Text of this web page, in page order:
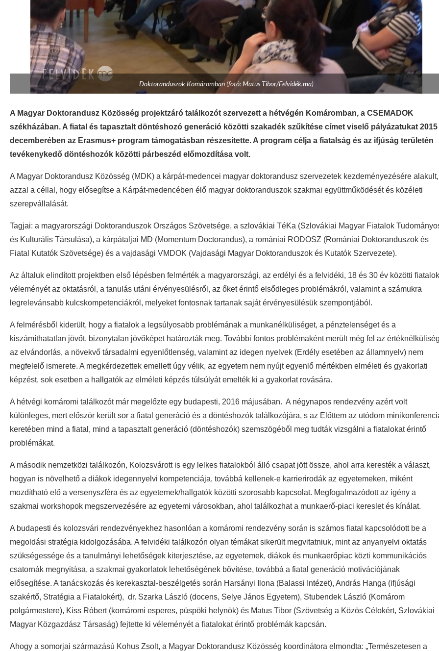
Doktoranduszok Komáromban (fotó: Matus Tibor/Felvidék.ma)
A Magyar Doktorandusz Közösség projektzáró találkozót szervezett a hétvégén Komáromban, a CSEMADOK
székházában. A fiatal és tapasztalt döntéshozó generáció közötti szakadék szűkítése címet viselő pályázatukat 2015
decemberében az Erasmus+ program támogatásban részesítette. A program célja a fiatalság és az ifjúság területén
tevékenykedő döntéshozók közötti párbeszéd előmozdítása volt.
A Magyar Doktorandusz Közösség (MDK) a kárpát-medencei magyar doktorandusz szervezetek kezdeményezésére alakult,
azzal a céllal, hogy elősegítse a Kárpát-medencében élő magyar doktoranduszok szakmai együttműködését és közéleti
szerepvállalását.
Tagjai: a magyarországi Doktoranduszok Országos Szövetsége, a szlovákiai TéKa (Szlovákiai Magyar Fiatalok
és Kulturális Társulása), a kárpátaljai MD (Momentum Doctorandus), a romániai RODOSZ (Romániai Doktoranduszok és
Fiatal Kutatók Szövetsége) és a vajdasági VMDOK (Vajdasági Magyar Doktoranduszok és Kutatók Szervezete).
Az általuk elindított projektben első lépésben felmérték a magyarországi, az erdélyi és a felvidéki, 18 és 30 év közötti fiatalok
véleményét az oktatásról, a tanulás utáni érvényesülésről, az őket érintő elsődleges problémákról, valamint a számukra
legrelevánsabb kulcskompetenciákról, melyeket fontosnak tartanak saját érvényesülésük szempontjából.
A felmérésből kiderült, hogy a fiatalok a legsúlyosabb problémának a munkanélküliséget, a pénztelenséget és a
kiszámíthatatlan jövőt, bizonytalan jövőképet határozták meg. További fontos problémaként merült még fel az
az elvándorlás, a növekvő társadalmi egyenlőtlenség, valamint az idegen nyelvek (Erdély esetében az államnyelv) nem
megfelelő ismerete. A megkérdezettek emellett úgy vélik, az egyetem nem nyújt egyenlő mértékben elméleti és gyakorlati
képzést, sok esetben a hallgatók az elméleti képzés túlsúlyát emelték ki a gyakorlat rovására.
A hétvégi komáromi találkozót már megelőzte egy budapesti, 2016 májusában. A négynapos rendezvény azért volt
különleges, mert először került sor a fiatal generáció és a döntéshozók találkozójára, s az Előttem az utódom
keretében mind a fiatal, mind a tapasztalt generáció (döntéshozók) szemszögéből meg tudták vizsgálni a fiatalokat érintő
problémákat.
A második nemzetközi találkozón, Kolozsvárott is egy lelkes fiatalokból álló csapat jött össze, ahol arra keresték a választ,
hogyan is növelhető a diákok idegennyelvi kompetenciája, továbbá kellenek-e karrierirodák az egyetemeken, miként
mozdítható elő a versenyszféra és az egyetemek/hallgatók közötti szorosabb kapcsolat. Megfogalmazódott az igény a
szakmai workshopok megszervezésére az egyetemi városokban, ahol találkozhat a munkaerő-piaci kereslet és kínálat.
A budapesti és kolozsvári rendezvényekhez hasonlóan a komáromi rendezvény során is számos fiatal kapcsolódott be a
megoldási stratégia kidolgozásába. A felvidéki találkozón olyan témákat sikerült megvitatniuk, mint az anyanyelvi oktatás
szükségessége és a tanulmányi lehetőségek kiterjesztése, az egyetemek, diákok és munkaerőpiac közti kommunikációs
csatornák megnyitása, a szakmai gyakorlatok lehetőségének bővítése, továbbá a fiatal generáció motivációjának
elősegítése. A tanácskozás és kerekasztal-beszélgetés során Harsányi Ilona (Balassi Intézet), András Hanga (ifjúsági
szakértő, Stratégia a Fiatalokért), dr. Szarka László (docens, Selye János Egyetem), Stubendek László (Komárom
polgármestere), Kiss Róbert (komáromi esperes, püspöki helynök) és Matus Tibor (Szövetség a Közös Célokért, Szlovákiai
Magyar Közgazdász Társaság) fejtette ki véleményét a fiatalokat érintő problémák kapcsán.
Ahogy a somorjai származású Kohus Zsolt, a Magyar Doktorandusz Közösség koordinátora elmondta: „Természetesen a